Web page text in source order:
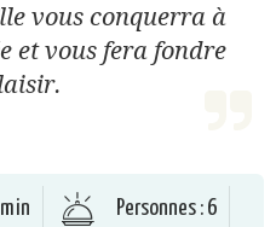
vous conquerra à
et vous fera fondre
Personnes : 6